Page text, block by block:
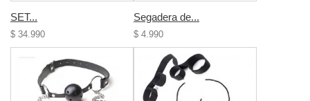
SET...
$ 34.990
Segadera de...
$ 4.990